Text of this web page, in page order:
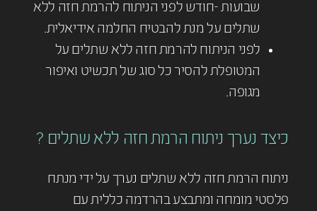
שבועות -חודש לפני הניתוח להרמת חזה ללא
שתלים על מנת להבטיח החלמה אידיאלית.
לפני הניתוח להרמת חזה ללא שתלים על
המטופלת להסיר כל סוג של תכשיט ואיפור
מגופה.
כיצד נערך ניתוח הרמת חזה ללא שתלים ?
ניתוח הרמת חזה ללא שתלים נערך על ידי מנתח
פלסטי מומחה ומתבצע בהרדמה כללית עם